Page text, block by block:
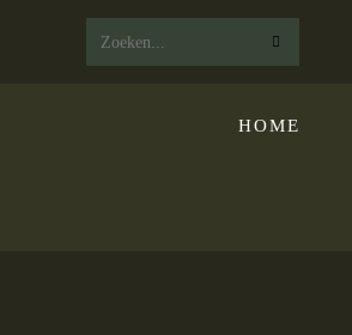
Zoek
HOME